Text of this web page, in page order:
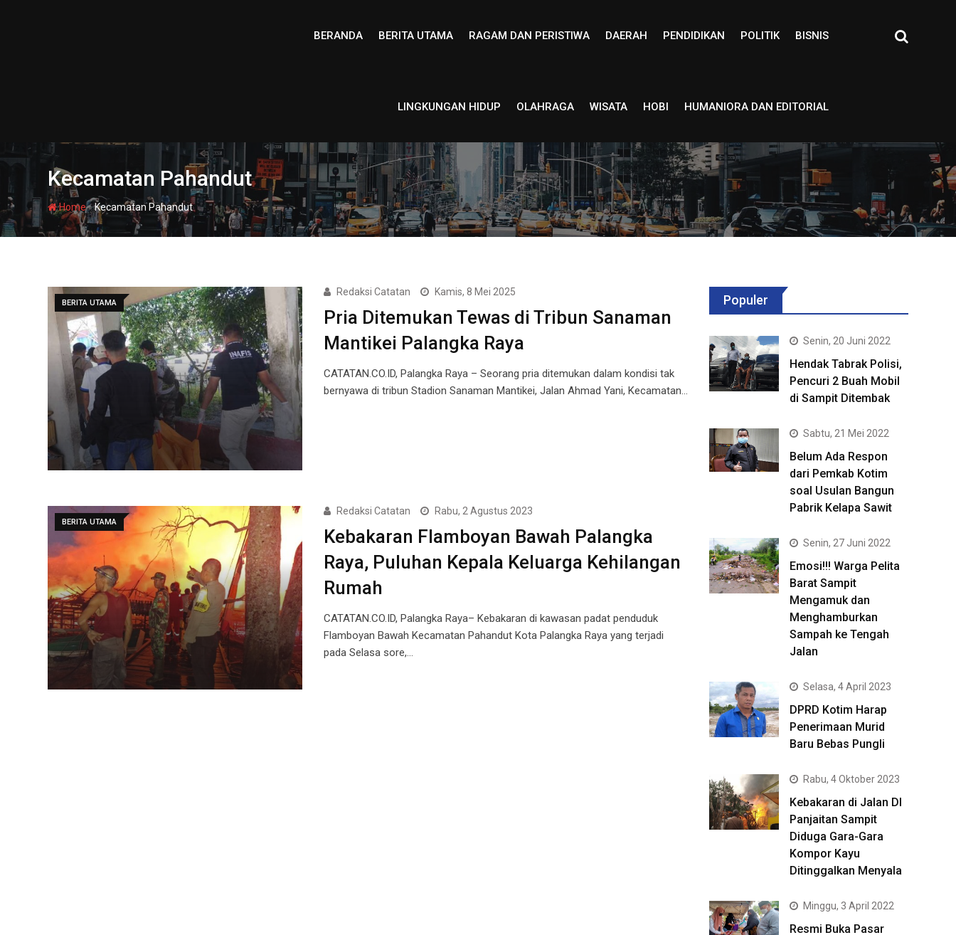
BERANDA BERITA UTAMA RAGAM DAN PERISTIWA DAERAH PENDIDIKAN POLITIK BISNIS
LINGKUNGAN HIDUP OLAHRAGA WISATA HOBI HUMANIORA DAN EDITORIAL
Kecamatan Pahandut
Home-Kecamatan Pahandut
BERITA UTAMA
Redaksi Catatan Kamis, 8 Mei 2025
Pria Ditemukan Tewas di Tribun Sanaman
Mantikei Palangka Raya
CATATAN.CO.ID, Palangka Raya – Seorang pria ditemukan dalam kondisi tak
bernyawa di tribun Stadion Sanaman Mantikei, Jalan Ahmad Yani, Kecamatan…
BERITA UTAMA
Redaksi Catatan Rabu, 2 Agustus 2023
Kebakaran Flamboyan Bawah Palangka
Raya, Puluhan Kepala Keluarga Kehilangan
Rumah
CATATAN.CO.ID, Palangka Raya– Kebakaran di kawasan padat penduduk
Flamboyan Bawah Kecamatan Pahandut Kota Palangka Raya yang terjadi
pada Selasa sore,…
Populer
Senin, 20 Juni 2022
Hendak Tabrak Polisi,
Pencuri 2 Buah Mobil
di Sampit Ditembak
Sabtu, 21 Mei 2022
Belum Ada Respon
dari Pemkab Kotim
soal Usulan Bangun
Pabrik Kelapa Sawit
Senin, 27 Juni 2022
Emosi!!! Warga Pelita
Barat Sampit
Mengamuk dan
Menghamburkan
Sampah ke Tengah
Jalan
Selasa, 4 April 2023
DPRD Kotim Harap
Penerimaan Murid
Baru Bebas Pungli
Rabu, 4 Oktober 2023
Kebakaran di Jalan DI
Panjaitan Sampit
Diduga Gara-Gara
Kompor Kayu
Ditinggalkan Menyala
Minggu, 3 April 2022
Resmi Buka Pasar